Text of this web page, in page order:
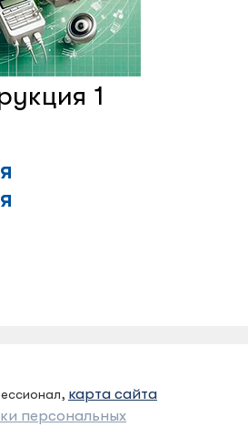
и управления
и боксы
1
карта сайта
персональных